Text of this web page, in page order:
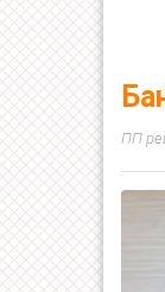
ПП